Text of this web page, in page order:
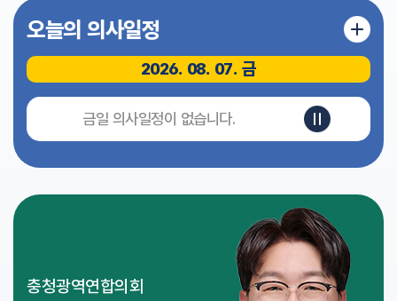
자
회
의
록
영
상
의
송
오늘의 의사일정
2026. 08. 07. 금
금일 의사일정이 없습니다.
충청광역연합의회